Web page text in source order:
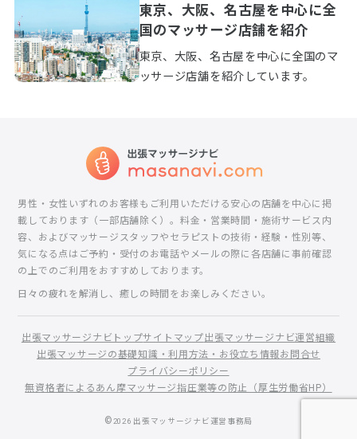
東京、大阪、名古屋を中心に全
国のマッサージ店舗を紹介
東京、大阪、名古屋を中心に全国のマ
ッサージ店舗を紹介しています。
男性・女性いずれのお客様もご利用いただける安心の店舗を中心に掲
載しております（一部店舗除く）。料金・営業時間・施術サービス内
容、およびマッサージスタッフやセラピストの技術・経験・性別等、
気になる点はご予約・受付のお電話やメールの際に各店舗に事前確認
の上でのご利用をおすすめしております。
日々の疲れを解消し、癒しの時間をお楽しみください。
出張マッサージナビトップサイトマップ出張マッサージナビ運営組織
出張マッサージの基礎知識・利用方法・お役立ち情報お問合せ
プライバシーポリシー
無資格者によるあん摩マッサージ指圧業等の防止（厚生労働省HP）
©2026 出張マッサージナビ運営事務局